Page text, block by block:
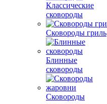
Классические
сковороды
Сковороды гриль
Блинные
сковороды
Сковороды